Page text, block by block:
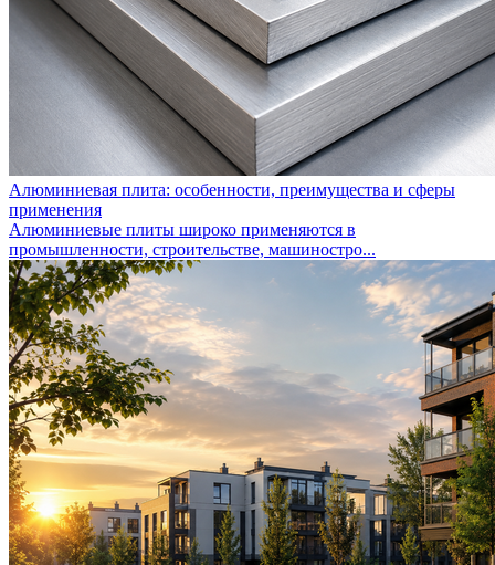
Алюминиевая плита: особенности, преимущества и сферы
применения
Алюминиевые плиты широко применяются в
промышленности, строительстве, машиностро...